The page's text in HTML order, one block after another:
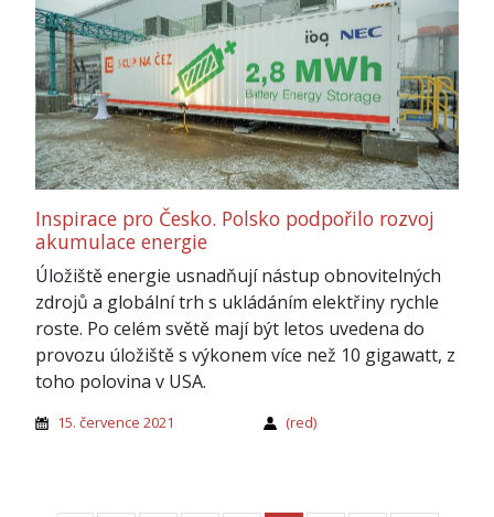
Inspirace pro Česko. Polsko podpořilo rozvoj
akumulace energie
Úložiště energie usnadňují nástup obnovitelných
zdrojů a globální trh s ukládáním elektřiny rychle
roste. Po celém světě mají být letos uvedena do
provozu úložiště s výkonem více než 10 gigawatt, z
toho polovina v USA.
15. července 2021 (red)